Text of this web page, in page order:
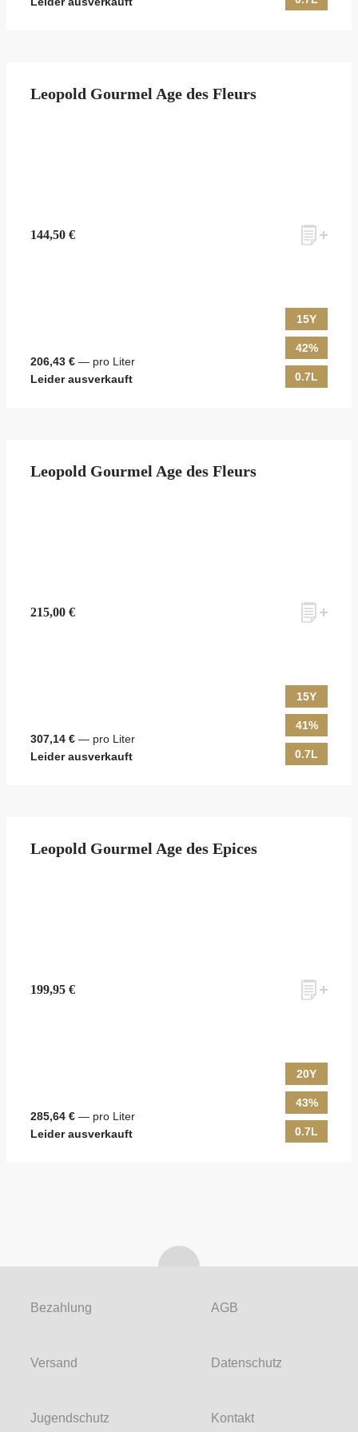
Leopold Gourmel Age des Fleurs
144,50 €
206,43 € — pro Liter
Leider ausverkauft
15Y
42%
0.7L
Leopold Gourmel Age des Fleurs
215,00 €
307,14 € — pro Liter
Leider ausverkauft
15Y
41%
0.7L
Leopold Gourmel Age des Epices
199,95 €
285,64 € — pro Liter
Leider ausverkauft
20Y
43%
0.7L
Bezahlung
Versand
AGB
Datenschutz
Jugendschutz Kontakt